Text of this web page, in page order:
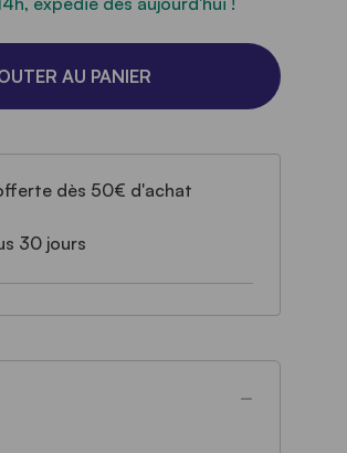
AU PANIER
dès 50€ d'achat
30 jours